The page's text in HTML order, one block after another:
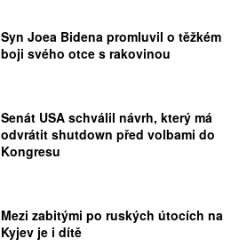
Syn Joea Bidena promluvil o těžkém
boji svého otce s rakovinou
Senát USA schválil návrh, který má
odvrátit shutdown před volbami do
Kongresu
Mezi zabitými po ruských útocích na
Kyjev je i dítě